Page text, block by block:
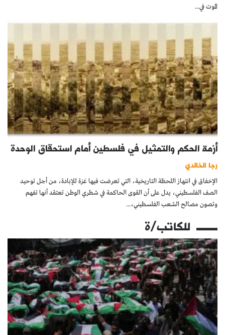
الموت في...
أزمة الحكم والتمثيل في فلسطين أمام استحقاق الوحدة
رجا الخالدي
الإخفاق في انتهاز اللحظة التاريخية، التي تعرضت فيها غزة للإبادة، من أجل توحيد
الصف الفلسطيني، يدل على أن القوى الحاكمة في شطري الوطن تعتقد أنها تفهم
وتصون مصالح الشعب الفلسطيني،...
للكاتب/ة